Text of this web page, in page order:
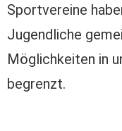
Sportvereine
Jugendliche
Möglichkeiten in
begrenzt.